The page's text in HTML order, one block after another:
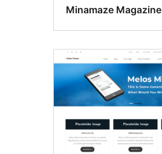
Minamaze Magazine